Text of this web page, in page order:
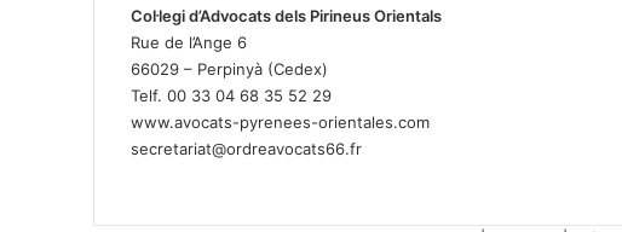
Col·legi d’Advocats dels Pirineus Orientals
Rue de l’Ange 6
66029 – Perpinyà (Cedex)
Telf. 00 33 04 68 35 52 29
www.avocats-pyrenees-orientales.com
secretariat@ordreavocats66.fr